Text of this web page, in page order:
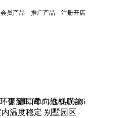
会员产品 推广产品 注册开店
更新时间：2026-06-26